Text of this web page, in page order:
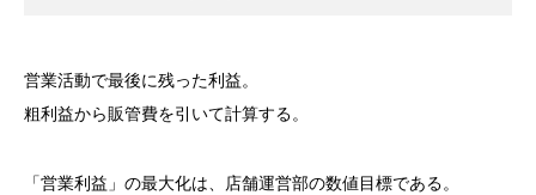
営業活動で最後に残った利益。
粗利益から販管費を引いて計算する。
「営業利益」の最大化は、店舗運営部の数値目標である。